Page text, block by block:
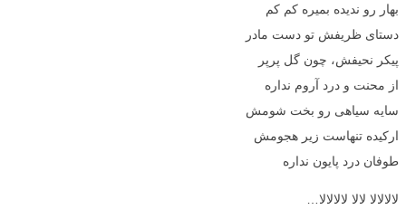
بهار رو ندیده بمیره کم کم
دستای ظریفش تو دست مادر
پیکر نحیفش، چون گل پرپر
از محنت و درد آروم نداره
سایه سیاهی رو بخت شومش
ارکیده تنهاست زیر هجومش
طوفان درد پایون نداره
لالالالا لالا لالالالا…